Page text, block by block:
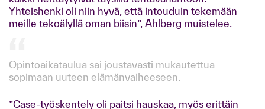
Yhteishenki oli niin hyvä, että intouduin tekemään
meille tekoälyllä oman biisin”, Ahlberg muistelee.
Opintoaikataulua sai joustavasti mukautettua
sopimaan uuteen elämänvaiheeseen.
”Case-työskentely oli paitsi hauskaa, myös erittäin